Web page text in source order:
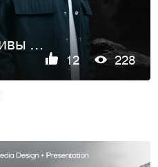
Рекламные креативы и лендинг из одного блока
12 228